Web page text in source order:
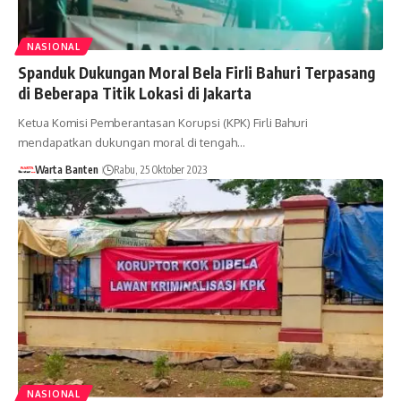
NASIONAL
Spanduk Dukungan Moral Bela Firli Bahuri Terpasang
di Beberapa Titik Lokasi di Jakarta
Ketua Komisi Pemberantasan Korupsi (KPK) Firli Bahuri
mendapatkan dukungan moral di tengah…
Warta Banten Rabu, 25 Oktober 2023
NASIONAL